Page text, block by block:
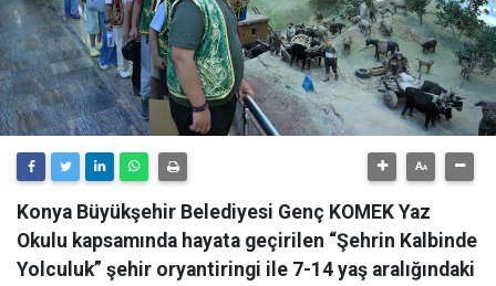
Konya Büyükşehir Belediyesi Genç KOMEK Yaz
Okulu kapsamında hayata geçirilen “Şehrin Kalbinde
Yolculuk” şehir oryantiringi ile 7-14 yaş aralığındaki